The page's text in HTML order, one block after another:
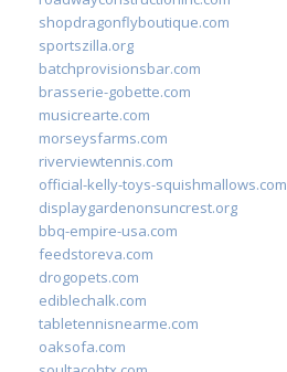
shopdragonflyboutique.com
sportszilla.org
batchprovisionsbar.com
brasserie-gobette.com
musicrearte.com
morseysfarms.com
riverviewtennis.com
official-kelly-toys-squishmallows.com
displaygardenonsuncrest.org
bbq-empire-usa.com
feedstoreva.com
drogopets.com
ediblechalk.com
tabletennisnearme.com
oaksofa.com